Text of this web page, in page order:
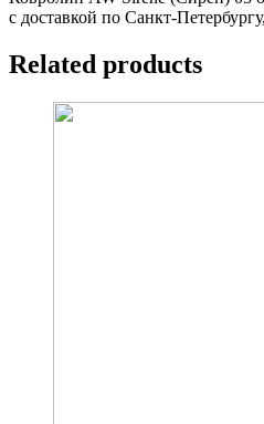
с доставкой по Санкт-
Related products